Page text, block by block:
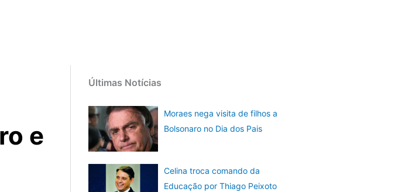
e
Últimas Notícias
Moraes nega visita de filhos a
Bolsonaro no Dia dos Pais
Celina troca comando da
Educação por Thiago Peixoto